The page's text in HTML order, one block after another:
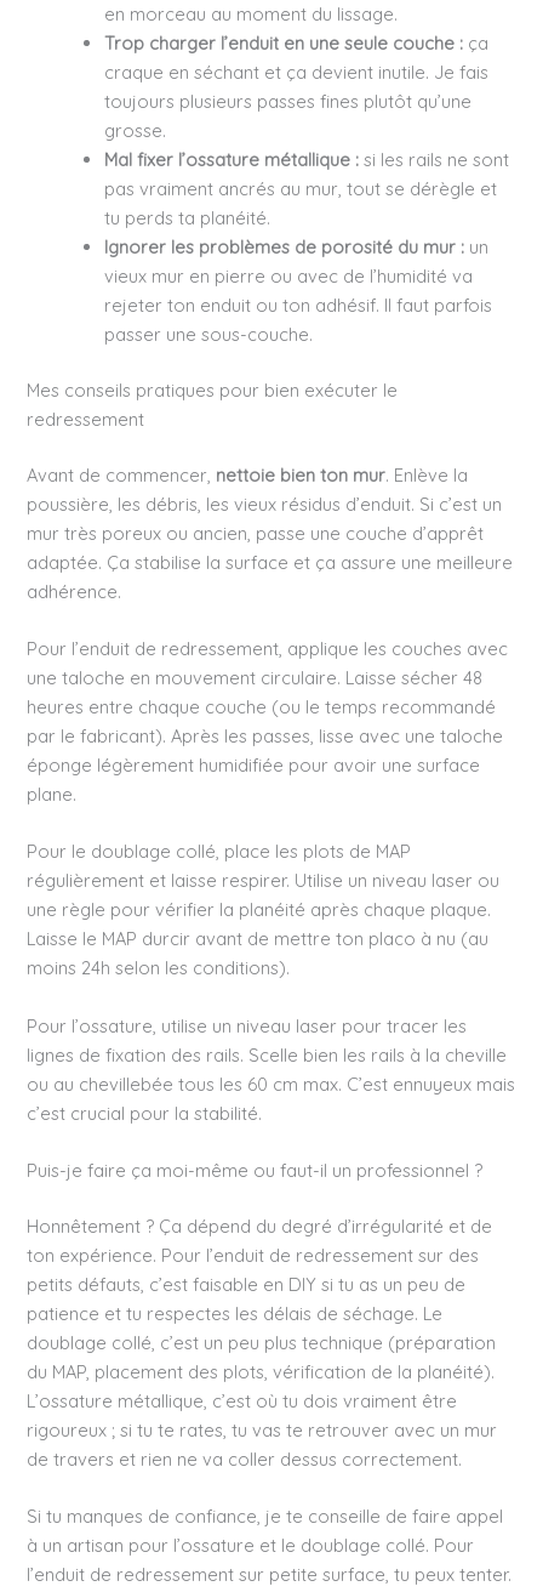
en morceau au moment du lissage.
Trop charger l’enduit en une seule couche : ça
craque en séchant et ça devient inutile. Je fais
toujours plusieurs passes fines plutôt qu’une
grosse.
Mal fixer l’ossature métallique : si les rails ne sont
pas vraiment ancrés au mur, tout se dérègle et
tu perds ta planéité.
Ignorer les problèmes de porosité du mur : un
vieux mur en pierre ou avec de l’humidité va
rejeter ton enduit ou ton adhésif. Il faut parfois
passer une sous-couche.
Mes conseils pratiques pour bien exécuter le
redressement
Avant de commencer, nettoie bien ton mur. Enlève la
poussière, les débris, les vieux résidus d’enduit. Si c’est un
mur très poreux ou ancien, passe une couche d’apprêt
adaptée. Ça stabilise la surface et ça assure une meilleure
adhérence.
Pour l’enduit de redressement, applique les couches avec
une taloche en mouvement circulaire. Laisse sécher 48
heures entre chaque couche (ou le temps recommandé
par le fabricant). Après les passes, lisse avec une taloche
éponge légèrement humidifiée pour avoir une surface
plane.
Pour le doublage collé, place les plots de MAP
régulièrement et laisse respirer. Utilise un niveau laser ou
une règle pour vérifier la planéité après chaque plaque.
Laisse le MAP durcir avant de mettre ton placo à nu (au
moins 24h selon les conditions).
Pour l’ossature, utilise un niveau laser pour tracer les
lignes de fixation des rails. Scelle bien les rails à la cheville
ou au chevillebée tous les 60 cm max. C’est ennuyeux mais
c’est crucial pour la stabilité.
Puis-je faire ça moi-même ou faut-il un professionnel ?
Honnêtement ? Ça dépend du degré d’irrégularité et de
ton expérience. Pour l’enduit de redressement sur des
petits défauts, c’est faisable en DIY si tu as un peu de
patience et tu respectes les délais de séchage. Le
doublage collé, c’est un peu plus technique (préparation
du MAP, placement des plots, vérification de la planéité).
L’ossature métallique, c’est où tu dois vraiment être
rigoureux ; si tu te rates, tu vas te retrouver avec un mur
de travers et rien ne va coller dessus correctement.
Si tu manques de confiance, je te conseille de faire appel
à un artisan pour l’ossature et le doublage collé. Pour
l’enduit de redressement sur petite surface, tu peux tenter.